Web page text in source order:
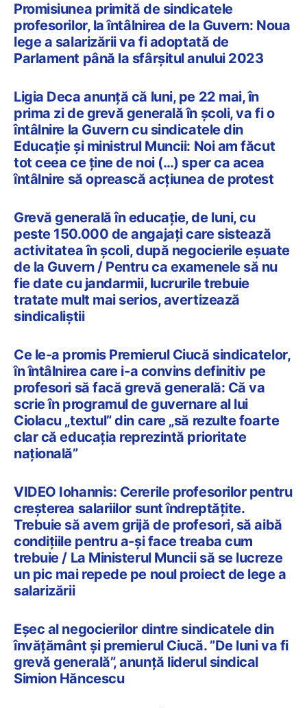
Promisiunea primită de sindicatele
profesorilor, la întâlnirea de la Guvern: Noua
lege a salarizării va fi adoptată de
Parlament până la sfârșitul anului 2023
Ligia Deca anunță că luni, pe 22 mai, în
prima zi de grevă generală în școli, va fi o
întâlnire la Guvern cu sindicatele din
Educație și ministrul Muncii: Noi am făcut
tot ceea ce ține de noi (…) sper ca acea
întâlnire să oprească acțiunea de protest
Grevă generală în educație, de luni, cu
peste 150.000 de angajați care sistează
activitatea în școli, după negocierile eșuate
de la Guvern / Pentru ca examenele să nu
fie date cu jandarmii, lucrurile trebuie
tratate mult mai serios, avertizează
sindicaliștii
Ce le-a promis Premierul Ciucă sindicatelor,
în întâlnirea care i-a convins definitiv pe
profesori să facă grevă generală: Că va
scrie în programul de guvernare al lui
Ciolacu „textul” din care „să rezulte foarte
clar că educația reprezintă prioritate
națională”
VIDEO Iohannis: Cererile profesorilor pentru
creșterea salariilor sunt îndreptățite.
Trebuie să avem grijă de profesori, să aibă
condițiile pentru a-și face treaba cum
trebuie / La Ministerul Muncii să se lucreze
un pic mai repede pe noul proiect de lege a
salarizării
Eșec al negocierilor dintre sindicatele din
învățământ și premierul Ciucă. ”De luni va fi
grevă generală”, anunță liderul sindical
Simion Hăncescu